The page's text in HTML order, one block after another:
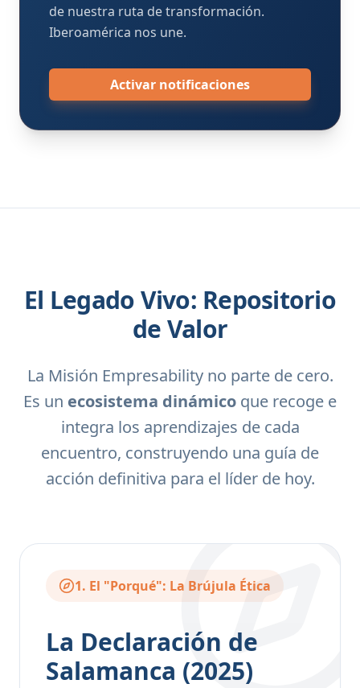
de nuestra ruta de transformación.
Iberoamérica nos une.
Activar notificaciones
El Legado Vivo: Repositorio
de Valor
La Misión Empresability no parte de cero.
Es un ecosistema dinámico que recoge e
integra los aprendizajes de cada
encuentro, construyendo una guía de
acción definitiva para el líder de hoy.
1. El "Porqué": La Brújula Ética
La Declaración de
Salamanca (2025)